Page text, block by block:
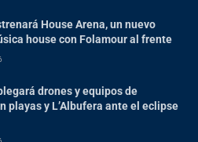
House Arena, un nuevo
house con Folamour al frente
drones y equipos de
playas y L’Albufera ante el eclipse